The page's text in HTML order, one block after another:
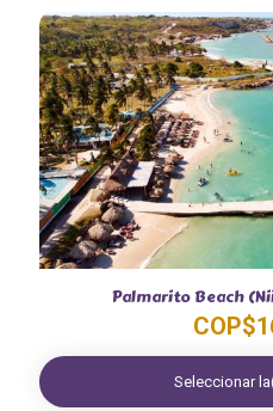
Palmarito Beach
COP$
Seleccionar